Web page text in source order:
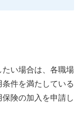
い場合は、各職場
件を満たしている
険の加入を申請し